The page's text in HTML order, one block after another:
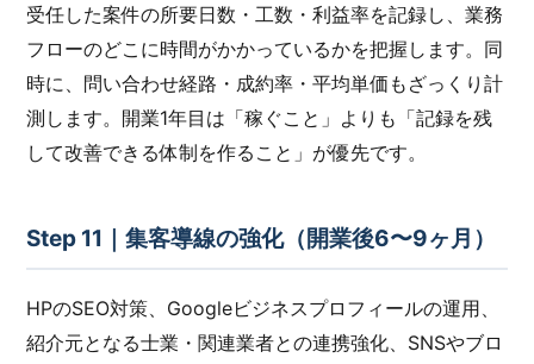
受任した案件の所要日数・工数・利益率を記録し、業務
フローのどこに時間がかかっているかを把握します。同
時に、問い合わせ経路・成約率・平均単価もざっくり計
測します。開業1年目は「稼ぐこと」よりも「記録を残
して改善できる体制を作ること」が優先です。
Step 11｜集客導線の強化（開業後6〜9ヶ月）
HPのSEO対策、Googleビジネスプロフィールの運用、
紹介元となる士業・関連業者との連携強化、SNSやブロ